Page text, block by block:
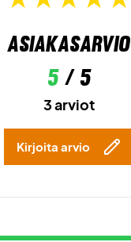
Asiakasarvio
5/ 5
3 arviot
Kirjoita arvio